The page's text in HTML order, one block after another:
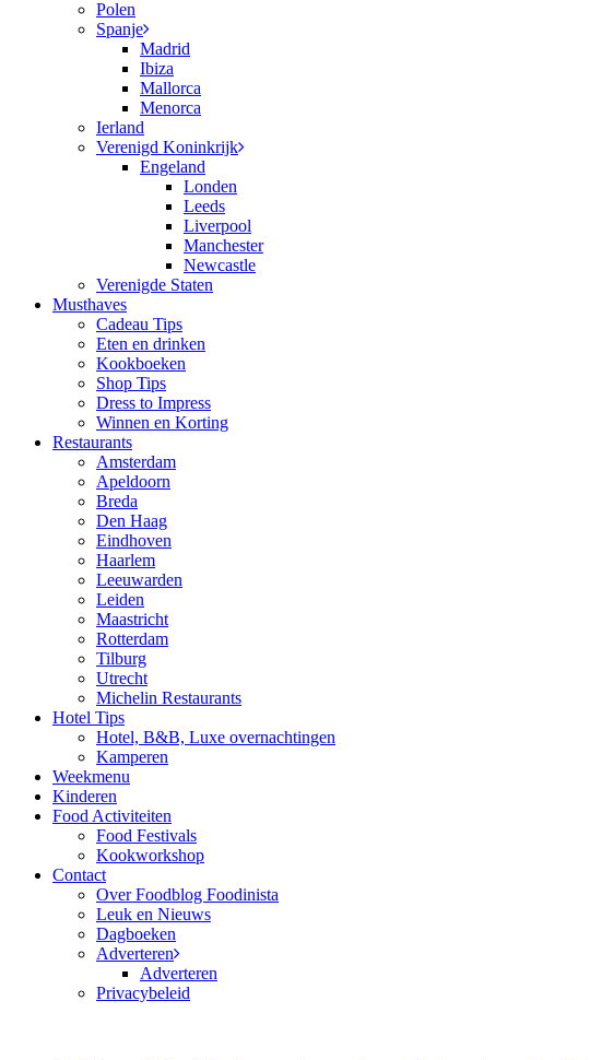
Polen
Spanje
Madrid
Ibiza
Mallorca
Menorca
Ierland
Verenigd Koninkrijk
Engeland
Londen
Leeds
Liverpool
Manchester
Newcastle
Verenigde Staten
Musthaves
Cadeau Tips
Eten en drinken
Kookboeken
Shop Tips
Dress to Impress
Winnen en Korting
Restaurants
Amsterdam
Apeldoorn
Breda
Den Haag
Eindhoven
Haarlem
Leeuwarden
Leiden
Maastricht
Rotterdam
Tilburg
Utrecht
Michelin Restaurants
Hotel Tips
Hotel, B&B, Luxe overnachtingen
Kamperen
Weekmenu
Kinderen
Food Activiteiten
Food Festivals
Kookworkshop
Contact
Over Foodblog Foodinista
Leuk en Nieuws
Dagboeken
Adverteren
Adverteren
Privacybeleid